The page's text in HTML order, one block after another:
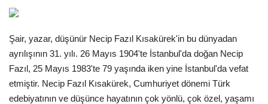
Gündem
Tekno Bilim
Şair, yazar, düşünür Necip Fazıl Kısakürek'in bu dünyadan
ayrılışının 31. yılı. 26 Mayıs 1904'te İstanbul'da doğan Necip
Fazıl, 25 Mayıs 1983'te 79 yaşında iken yine İstanbul'da vefat
etmiştir. Necip Fazıl Kısakürek, Cumhuriyet dönemi Türk
edebiyatının ve düşünce hayatının çok yönlü, çok özel, yaşamı